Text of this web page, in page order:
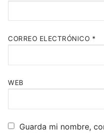
CORREO ELECTRÓNICO *
WEB
Guarda mi nombre,